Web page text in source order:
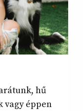
hű
vagy éppen